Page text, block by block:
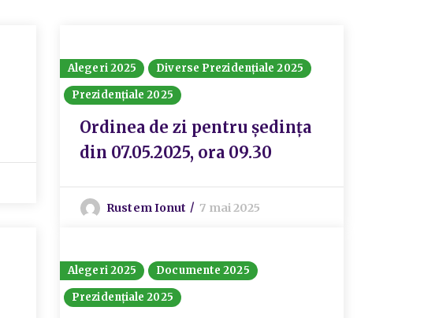
Alegeri 2025
Diverse Prezidențiale 2025
Prezidențiale 2025
Ordinea de zi pentru ședința
din 07.05.2025, ora 09.30
Rustem Ionut 7 mai 2025
Alegeri 2025
Documente 2025
Prezidențiale 2025